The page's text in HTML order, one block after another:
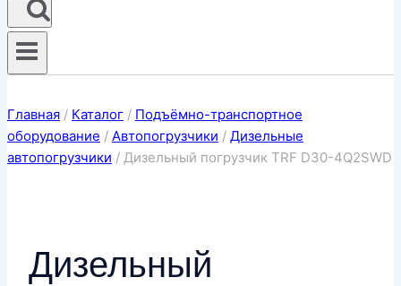
Главная / Каталог / Подъёмно-транспортное
оборудование / Автопогрузчики / Дизельные
автопогрузчики / Дизельный погрузчик TRF D30-4Q2SWD
Дизельный